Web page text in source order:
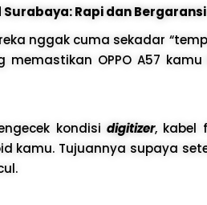
Rapi dan Bergaransi
nggak cuma sekadar
OPPO A57
kondisi digitizer, kabel
kamu. Tujuannya supaya